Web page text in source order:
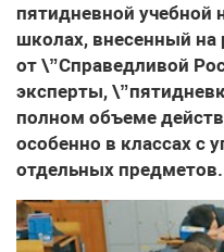
пятидневной учебной
школах, внесенный на
от \”Справедливой
эксперты,
полном объеме
особенно в классах с
отдельных предметов.